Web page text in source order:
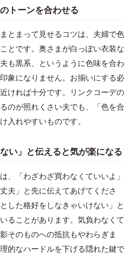
トーンを合わせる
とまって見せるコツは、夫婦で色
とです。奥さまが白っぽい衣装な
も黒系、というように色味を合わ
象になりません。お揃いにする必
ければ十分です。リンクコーデの
のが照れくさい夫でも、「色を合
入れやすいものです。
い」と伝えると気が楽になる
、「わざわざ買わなくていいよ」
夫」と先に伝えてあげてくださ
した格好をしなきゃいけない」と
ることがあります。気負わなくて
そのものへの抵抗もやわらぎま
的なハードルを下げる隠れた鍵で